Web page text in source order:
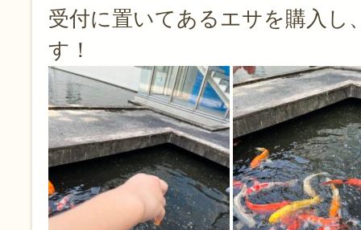
受付に置いてあるエサを購入し
す！